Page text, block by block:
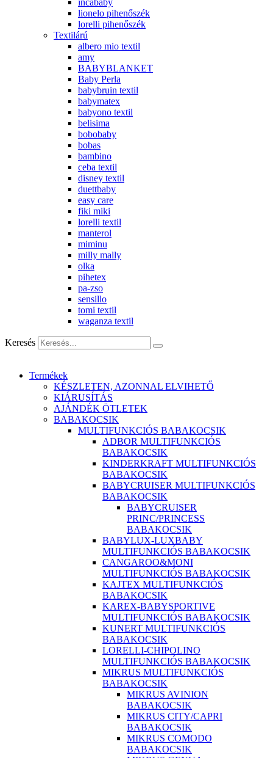
incababy
lionelo pihenőszék
lorelli pihenőszék
Textilárú
albero mio textil
amy
BABYBLANKET
Baby Perla
babybruin textil
babymatex
babyono textil
belisima
bobobaby
bobas
bambino
ceba textil
disney textil
duettbaby
easy care
fiki miki
lorelli textil
manterol
miminu
milly mally
olka
pihetex
pa-zso
sensillo
tomi textil
waganza textil
Keresés
Termékek
KÉSZLETEN, AZONNAL ELVIHETŐ
KIÁRUSÍTÁS
AJÁNDÉK ÖTLETEK
BABAKOCSIK
MULTIFUNKCIÓS BABAKOCSIK
ADBOR MULTIFUNKCIÓS
BABAKOCSIK
KINDERKRAFT MULTIFUNKCIÓS
BABAKOCSIK
BABYCRUISER MULTIFUNKCIÓS
BABAKOCSIK
BABYCRUISER
PRINC/PRINCESS
BABAKOCSIK
BABYLUX-LUXBABY
MULTIFUNKCIÓS BABAKOCSIK
CANGAROO&MONI
MULTIFUNKCIÓS BABAKOCSIK
KAJTEX MULTIFUNKCIÓS
BABAKOCSIK
KAREX-BABYSPORTIVE
MULTIFUNKCIÓS BABAKOCSIK
KUNERT MULTIFUNKCIÓS
BABAKOCSIK
LORELLI-CHIPOLINO
MULTIFUNKCIÓS BABAKOCSIK
MIKRUS MULTIFUNKCIÓS
BABAKOCSIK
MIKRUS AVINION
BABAKOCSIK
MIKRUS CITY/CAPRI
BABAKOCSIK
MIKRUS COMODO
BABAKOCSIK